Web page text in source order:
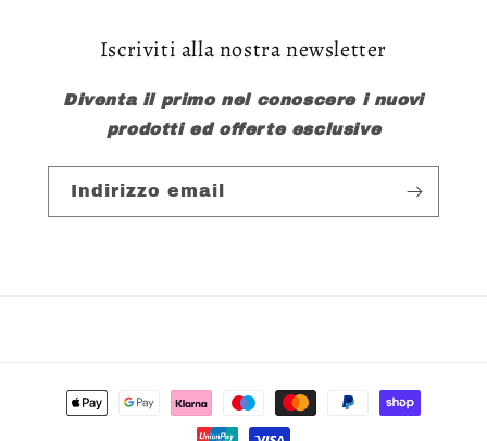
Iscriviti alla nostra newsletter
Diventa il primo nel conoscere i nuovi
prodotti ed offerte esclusive
Indirizzo email
Metodi